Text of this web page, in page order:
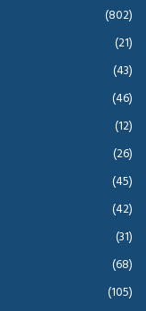
(802)
(21)
(43)
(46)
(12)
(26)
(45)
(42)
(31)
(68)
(105)